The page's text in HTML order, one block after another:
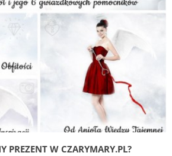
PREZENT W CZARYMARY.PL?